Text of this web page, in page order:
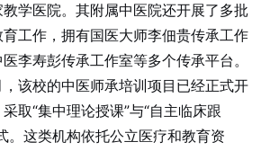
学医院。其附属中医院还开展了多批
工作，拥有国医大师李佃贵传承工作
李寿彭传承工作室等多个传承平台。
该校的中医师承培训项目已经正式开
取“集中理论授课”与“自主临床跟
。这类机构依托公立医疗和教育资